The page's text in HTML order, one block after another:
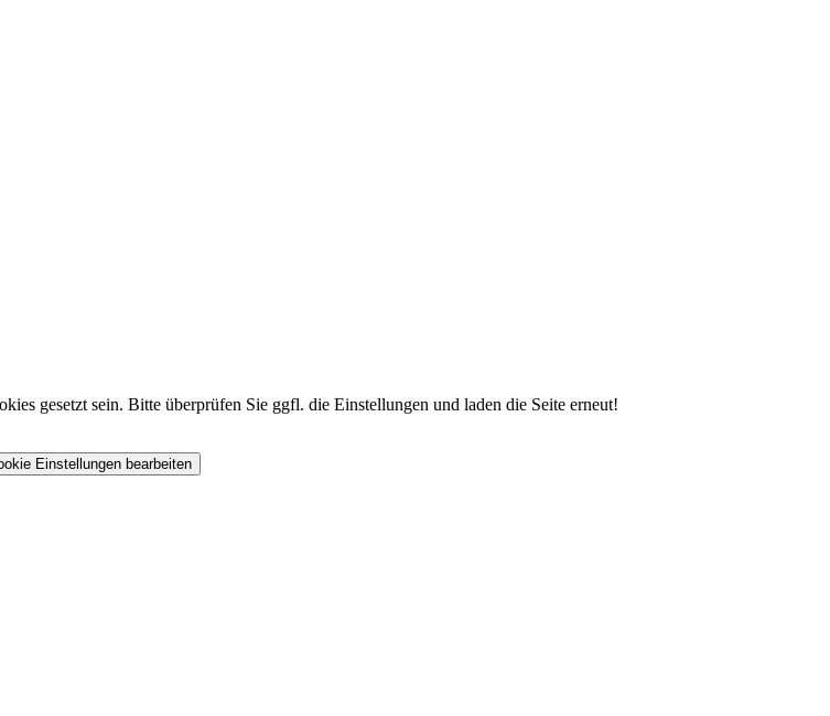
gesetzt sein. Bitte überprüfen Sie ggfl. die Einstellungen und laden die Seite erneut!
Einstellungen bearbeiten